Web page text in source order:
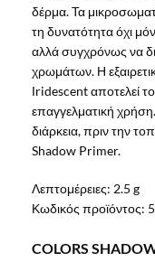
δέρμα. Τα
τη δυνατότητα όχι
αλλά συγχρόνως να
χρωμάτων. Η
Ιridescent αποτελεί
επαγγελματική
διάρκεια, πριν την
Shadow Primer.
Λεπτομέρειες: 2.5 g
Κωδικός προϊόντος:
COLORS